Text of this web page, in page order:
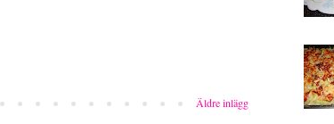
Äldre inlägg